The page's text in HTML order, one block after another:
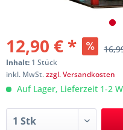
12,90 € *
Inhalt: 1 Stück
inkl. MwSt.zzgl. Versandkosten
Auf Lager, Lieferzeit 1-2